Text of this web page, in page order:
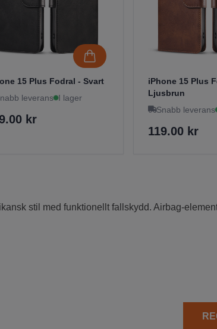
15 Plus Fodral - Svart
leverans I lager
kr
iPhone 15 Plus
Ljusbrun
Snabb leverans
119.00 kr
stil med funktionellt fallskydd. Airbag-